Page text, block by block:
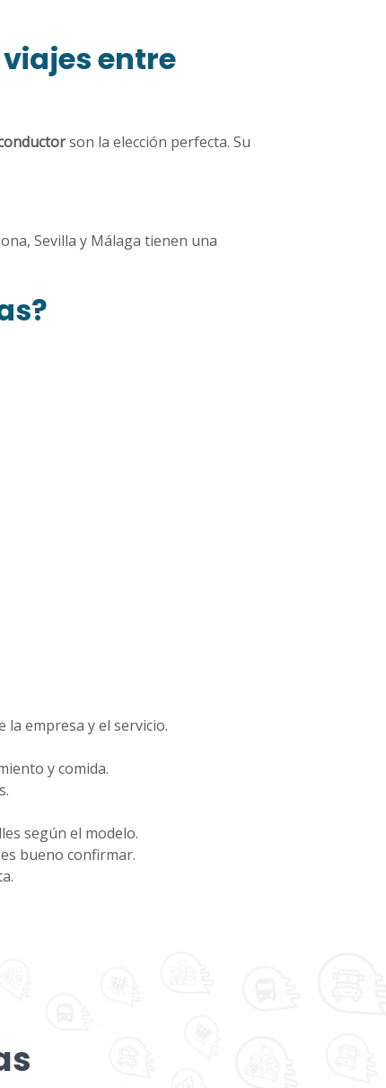
entre
son la elección perfecta. Su
Sevilla y Málaga tienen una
la empresa y el servicio.
y comida.
según el modelo.
bueno confirmar.